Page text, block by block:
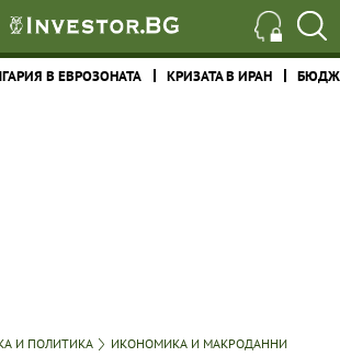
В ЕВРОЗОНАТА КРИЗАТА В ИРАН
И ПОЛИТИКА ИКОНОМИКА И МАКРОДАННИ